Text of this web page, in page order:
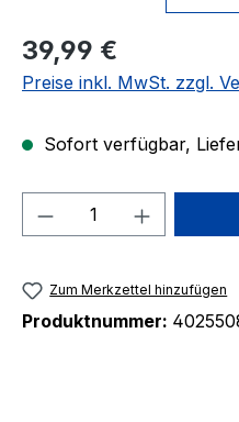
Regulärer Preis:
39,99 €
Preise inkl. MwSt. zzgl.
Sofort verfügbar,
Produkt Anzahl:
Zum Merkzettel hinzufügen
Produktnummer: